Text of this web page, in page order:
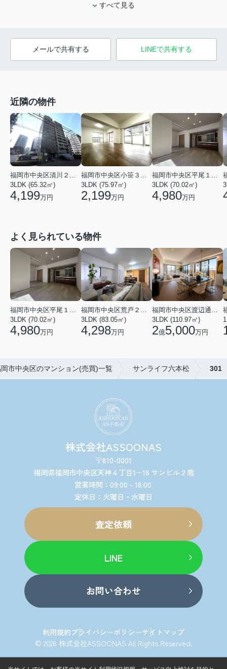
すべて見る
メールで共有する LINEで共有する
近隣の物件
3LDK (65.32㎡)
4,199万円
3LDK (75.97㎡)
2,199万円
3LDK (70.02㎡)
4,980万円
よく見られている物件
3LDK (70.02㎡)
4,980万円
3LDK (83.05㎡)
4,298万円
3LDK (110.97㎡)
2億5,000万円
市中央区のマンション(売買)一覧 サンライフ六本松 301
株式会社ASSOONAS
〒810-0001
福岡県福岡市中央区天神４丁目1−18 サンビル２階
営業時間：09:00～18:00
定休日：火曜日・水曜日
査定依頼
LINE
お問い合わせ
利用規約プライバシーポリシーサイトマップ
© 2026 株式会社ASSOONAS All Rights Reserved.